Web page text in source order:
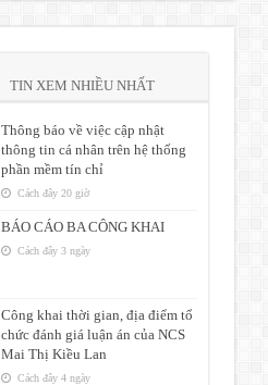
TIN XEM NHIỀU NHẤT
Thông báo về việc cập nhật
thông tin cá nhân trên hệ thống
phần mềm tín chỉ
Cách đây 20 giờ
BÁO CÁO BA CÔNG KHAI
Cách đây 3 ngày
Công khai thời gian, địa điểm tổ
chức đánh giá luận án của NCS
Mai Thị Kiều Lan
Cách đây 4 ngày